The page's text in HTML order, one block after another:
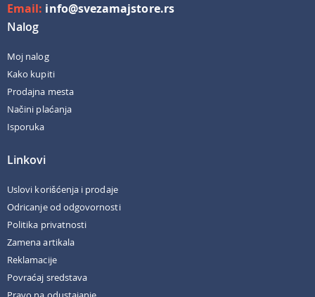
Email: info@svezamajstore.rs
Nalog
Moj nalog
Kako kupiti
Prodajna mesta
Načini plaćanja
Isporuka
Linkovi
Uslovi korišćenja i prodaje
Odricanje od odgovornosti
Politika privatnosti
Zamena artikala
Reklamacije
Povraćaj sredstava